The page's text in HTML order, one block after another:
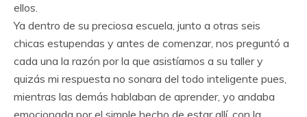
ellos.
Ya dentro de su preciosa escuela, junto a otras seis
chicas estupendas y antes de comenzar, nos preguntó a
cada una la razón por la que asistíamos a su taller y
quizás mi respuesta no sonara del todo inteligente pues,
mientras las demás hablaban de aprender, yo andaba
emocionada por el simple hecho de estar allí, con la